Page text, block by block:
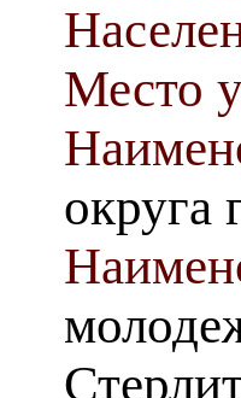
Место
округа